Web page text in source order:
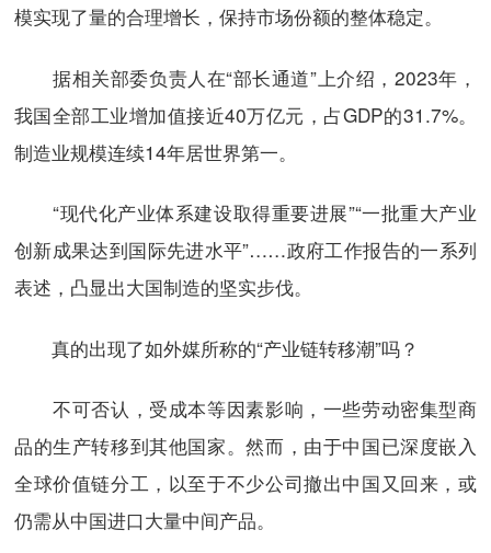
模实现了量的合理增长，保持市场份额的整体稳定。
据相关部委负责人在“部长通道”上介绍，2023年，
我国全部工业增加值接近40万亿元，占GDP的31.7%。
制造业规模连续14年居世界第一。
“现代化产业体系建设取得重要进展”“一批重大产业
创新成果达到国际先进水平”……政府工作报告的一系列
表述，凸显出大国制造的坚实步伐。
真的出现了如外媒所称的“产业链转移潮”吗？
不可否认，受成本等因素影响，一些劳动密集型商
品的生产转移到其他国家。然而，由于中国已深度嵌入
全球价值链分工，以至于不少公司撤出中国又回来，或
仍需从中国进口大量中间产品。